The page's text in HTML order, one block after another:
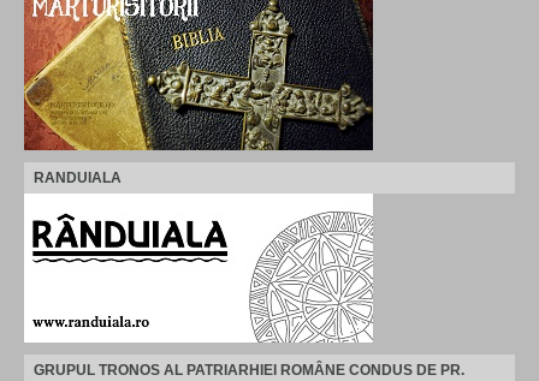
RANDUIALA
GRUPUL TRONOS AL PATRIARHIEI ROMÂNE CONDUS DE PR.